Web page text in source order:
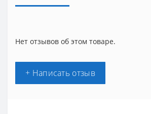
Нет отзывов об этом товаре.
+ Написать отзыв